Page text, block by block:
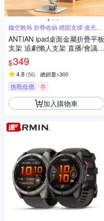
鏤空散熱 折疊收納 穩固支撐 邊充電
玩
ANTIAN ipad桌面金屬折疊平板
支架 追劇懶人支架 直播/會議
平板架 手機支架 交換禮物
$349
4.8 (56) 總銷量>300
挑戰低價 券
加入購物車